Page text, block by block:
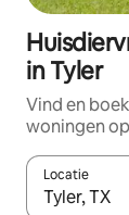
in Tyler
Vind en
woningen
Locatie
Wanneer